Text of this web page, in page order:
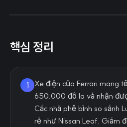
핵심 정리
1
Xe điện của Ferrari mang
650.000 đô la và nhận
Các nhà phê bình so sánh
rẻ như Nissan Leaf. Giám